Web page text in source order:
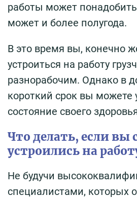
работы может
может и более полугода.
В это время вы, конечно
устроиться на работу
разнорабочим. Однако в
короткий срок вы можете
состояние своего
Что делать, если вы
устроились на
Не будучи
специалистами, которых